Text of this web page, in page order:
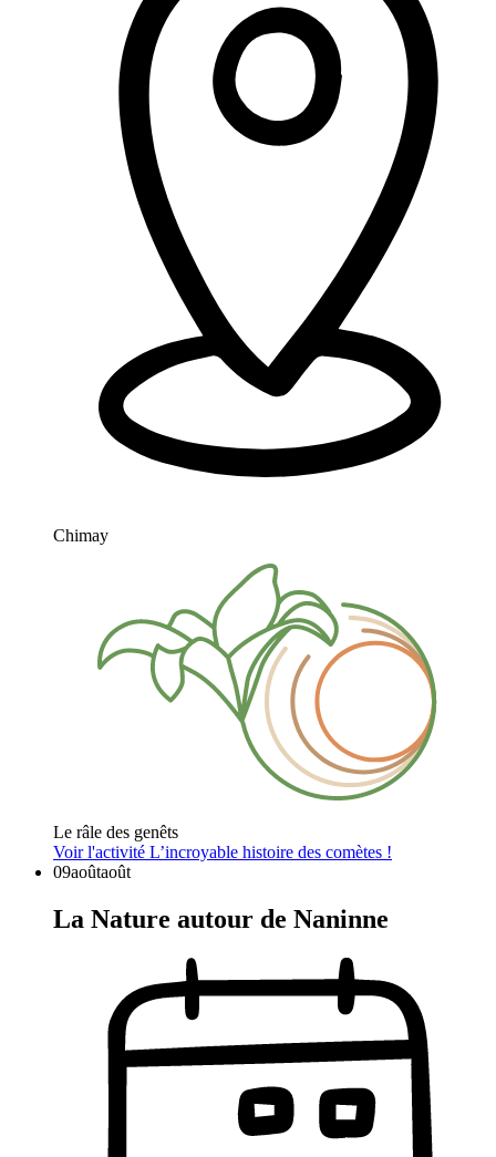
Chimay
Le râle des genêts
Voir l'activité L’incroyable histoire des comètes !
09aoûtaoût
La Nature autour de Naninne